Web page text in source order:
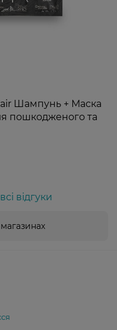
Шампунь + Маска
пошкодженого та
відгуки